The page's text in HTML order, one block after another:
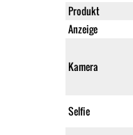
Produkt
Anzeige
Kamera
Selfie